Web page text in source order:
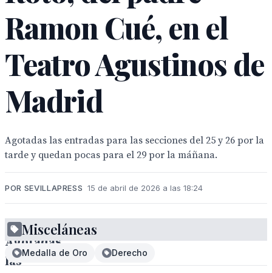
Ramon Cué, en el
Teatro Agustinos de
Madrid
Agotadas las entradas para las secciones del 25 y 26 por la
tarde y quedan pocas para el 29 por la máñana.
POR SEVILLAPRESS 15 de abril de 2026 a las 18:24
Agotadas
las
Misceláneas
Medalla de Oro Derecho